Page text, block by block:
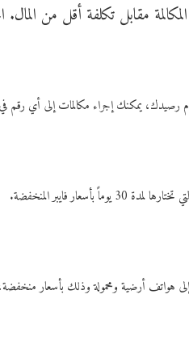
إلى هواتف أرضية ومحمولة وذلك بأسعار